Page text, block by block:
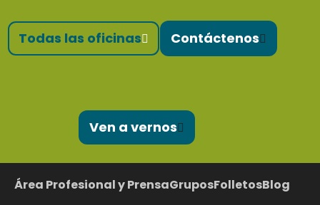
Todas las oficinas Contáctenos
Ven a vernos
Área Profesional y PrensaGruposFolletosBlog